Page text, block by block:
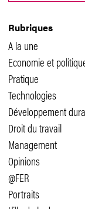
Rubriques
A la une
Economie et
Pratique
Technologies
Développement
Droit du travail
Management
Opinions
@FER
Portraits